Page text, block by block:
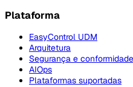
Plataforma
EasyControl UDM
Arquitetura
Segurança e conformidade
AIOps
Plataformas suportadas